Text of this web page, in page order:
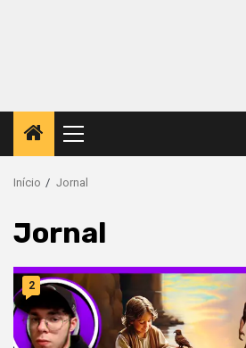
Menu
principal
Início Jornal
Jornal
2